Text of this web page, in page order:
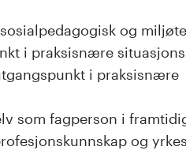
og
i praksisnære
i praksisnære
som fagperson i
og